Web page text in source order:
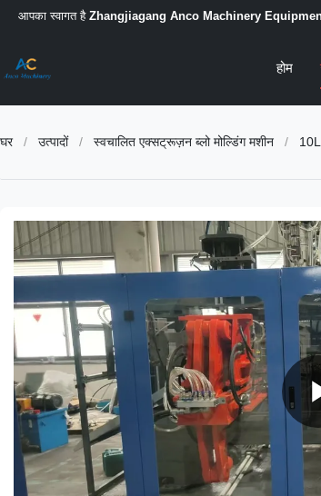
आपका स्वागत है Zhangjiagang Anco Machinery
होम
घर / उत्पादों / स्वचालित एक्सट्रूज़न ब्लो मोल्डिंग मशीन /